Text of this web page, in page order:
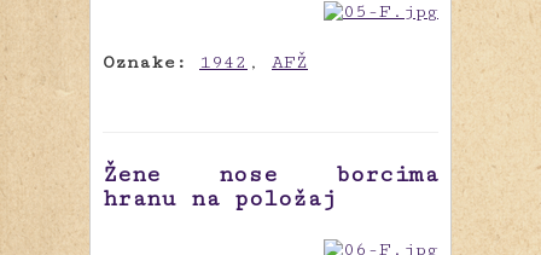
Oznake: 1942 , AFŽ
Žene nose borcima
hranu na položaj